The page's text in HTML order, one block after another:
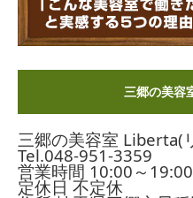
三郷の美容
三郷の美容室 Liberta(
Tel.048-951-3359
営業時間 10:00～19:00
定休日 不定休